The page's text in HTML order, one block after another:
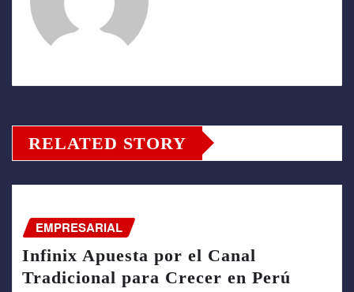
RELATED STORY
EMPRESARIAL
Infinix Apuesta por el Canal
Tradicional para Crecer en Perú